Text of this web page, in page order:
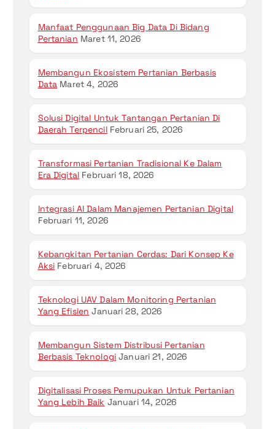
Manfaat Penggunaan Big Data Di Bidang
Pertanian Maret 11, 2026
Membangun Ekosistem Pertanian Berbasis
Data Maret 4, 2026
Solusi Digital Untuk Tantangan Pertanian Di
Daerah Terpencil Februari 25, 2026
Transformasi Pertanian Tradisional Ke Dalam
Era Digital Februari 18, 2026
Integrasi AI Dalam Manajemen Pertanian Digital
Februari 11, 2026
Kebangkitan Pertanian Cerdas: Dari Konsep Ke
Aksi Februari 4, 2026
Teknologi UAV Dalam Monitoring Pertanian
Yang Efisien Januari 28, 2026
Membangun Sistem Distribusi Pertanian
Berbasis Teknologi Januari 21, 2026
Digitalisasi Proses Pemupukan Untuk Pertanian
Yang Lebih Baik Januari 14, 2026